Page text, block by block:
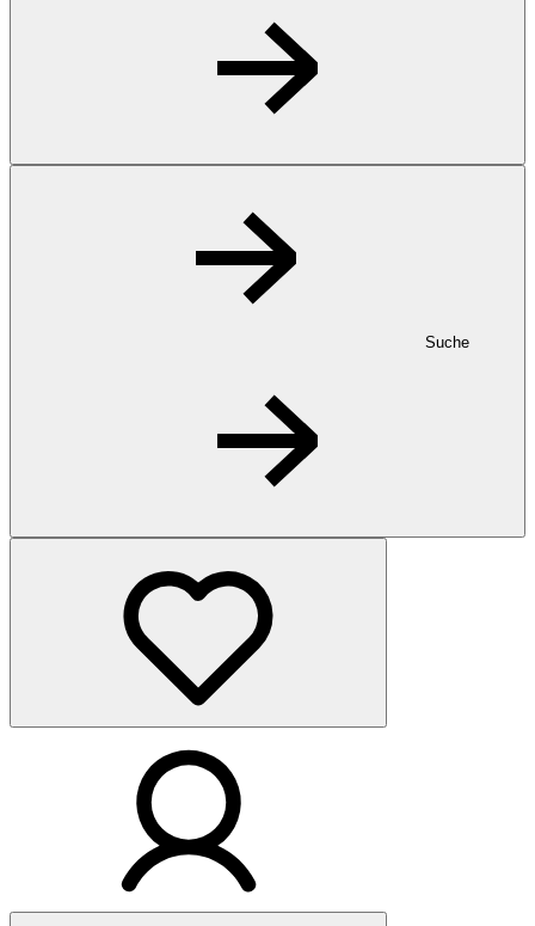
Suche